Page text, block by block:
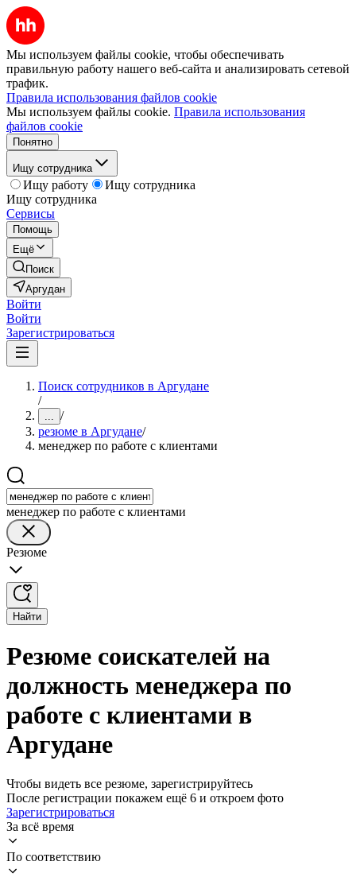
Мы используем файлы cookie, чтобы обеспечивать
правильную работу нашего веб-сайта и анализировать сетевой
трафик.
Правила использования файлов cookie
Мы используем файлы cookie. Правила использования
файлов cookie
Понятно
Ищу сотрудника
Ищу работу
Ищу сотрудника
Ищу сотрудника
Сервисы
Помощь
Ещё
Поиск
Аргудан
Войти
Войти
Зарегистрироваться
Поиск сотрудников в Аргудане
/
... /
резюме в Аргудане/
менеджер по работе с клиентами
менеджер по работе с клиентами
Резюме
Найти
Резюме соискателей на
должность менеджера по
работе с клиентами в
Аргудане
Чтобы видеть все резюме, зарегистрируйтесь
После регистрации покажем ещё 6 и откроем фото
Зарегистрироваться
За всё время
По соответствию